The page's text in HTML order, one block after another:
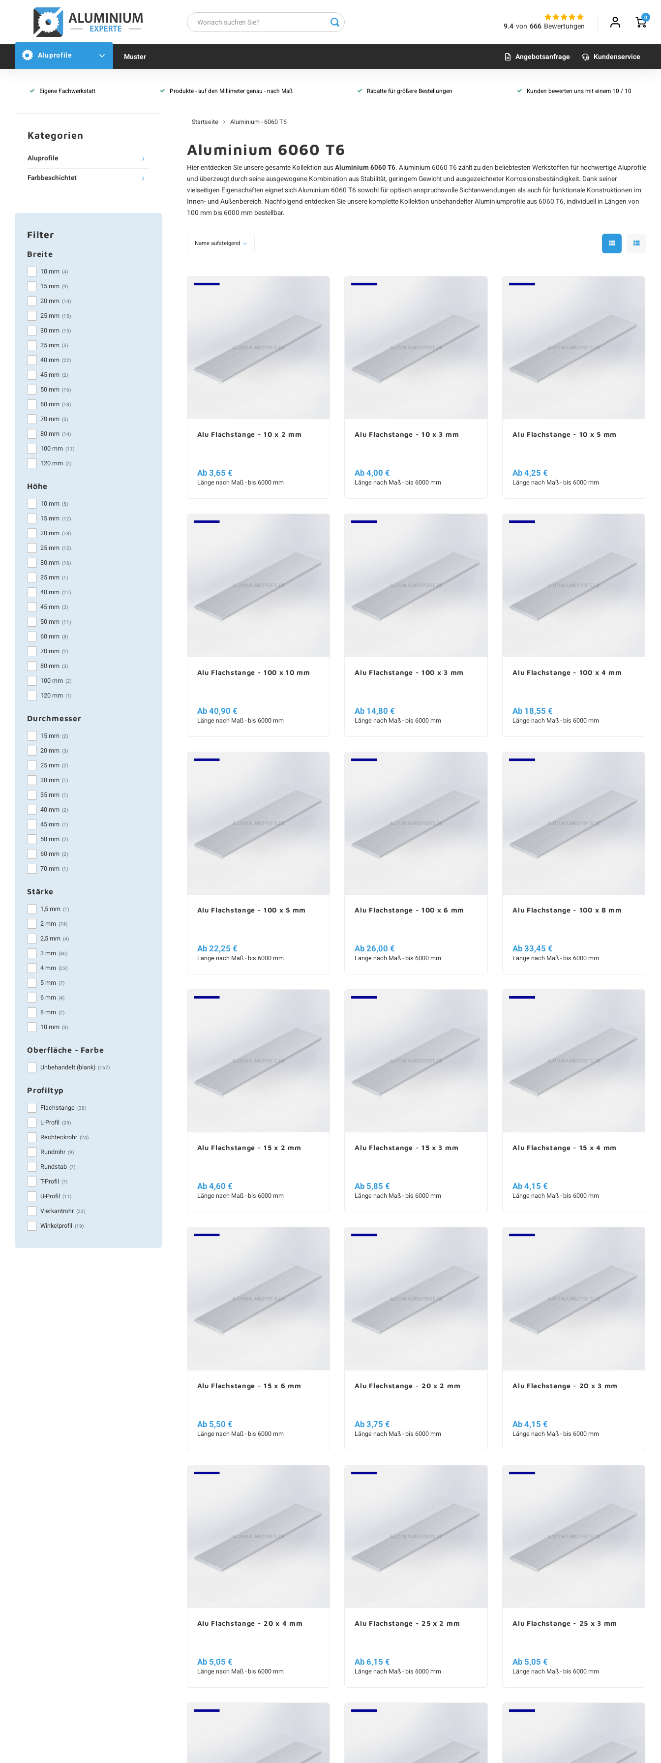
9.4 von 666 Bewertungen
0
Aluprofile Angebotsanfrage Kundenservice
Muster
Eigene Fachwerkstatt Produkte - auf den Millimeter genau - nach Maß Rabatte für größere Bestellungen Kunden bewerten uns mit einem 10 / 10
Kategorien
Aluprofile
Farbbeschichtet
Filter
Breite
10 mm (4)
15 mm (9)
20 mm (14)
25 mm (15)
30 mm (15)
35 mm (5)
40 mm (22)
45 mm (2)
50 mm (16)
60 mm (18)
70 mm (5)
80 mm (14)
100 mm (11)
120 mm (2)
Höhe
10 mm (5)
15 mm (12)
20 mm (18)
25 mm (12)
30 mm (16)
35 mm (1)
40 mm (21)
45 mm (2)
50 mm (11)
60 mm (8)
70 mm (2)
80 mm (3)
100 mm (2)
120 mm (1)
Durchmesser
15 mm (2)
20 mm (3)
25 mm (2)
30 mm (1)
35 mm (1)
40 mm (2)
45 mm (1)
50 mm (2)
60 mm (2)
70 mm (1)
Stärke
1,5 mm (1)
2 mm (74)
2,5 mm (4)
3 mm (46)
4 mm (23)
5 mm (7)
6 mm (4)
8 mm (2)
10 mm (3)
Oberfläche - Farbe
Unbehandelt (blank) (167)
Profiltyp
Flachstange (38)
L-Profil (29)
Rechteckrohr (24)
Rundrohr (9)
Rundstab (7)
T-Profil (7)
U-Profil (11)
Vierkantrohr (23)
Winkelprofil (19)
Startseite Aluminium - 6060 T6
Aluminium 6060 T6
Hier entdecken Sie unsere gesamte Kollektion ausAluminium 6060 T6. Aluminium 6060 T6 zählt zu den beliebtesten Werkstoffen für hochwertigeAluprofile
und überzeugt durch seine ausgewogene Kombination aus Stabilität, geringem Gewicht und ausgezeichneter Korrosionsbeständigkeit. Dank seiner
vielseitigen Eigenschaften eignet sich Aluminium 6060 T6 sowohl für optisch anspruchsvolle Sichtanwendungen als auch für funktionale Konstruktionen im
Innen- und Außenbereich. Nachfolgend entdecken Sie unsere komplette Kollektion unbehandelter Aluminiumprofile aus 6060 T6, individuell in Längen von
100 mm bis 6000 mm bestellbar.
Name aufsteigend
Alu Flachstange - 10 x 2 mm
Ab 3,65 €
Länge nach Maß - bis 6000 mm
Alu Flachstange - 10 x 3 mm
Ab 4,00 €
Länge nach Maß - bis 6000 mm
Alu Flachstange - 10 x 5 mm
Ab 4,25 €
Länge nach Maß - bis 6000 mm
Alu Flachstange - 100 x 10 mm
Ab 40,90 €
Länge nach Maß - bis 6000 mm
Alu Flachstange - 100 x 3 mm
Ab 14,80 €
Länge nach Maß - bis 6000 mm
Alu Flachstange - 100 x 4 mm
Ab 18,55 €
Länge nach Maß - bis 6000 mm
Alu Flachstange - 100 x 5 mm
Ab 22,25 €
Länge nach Maß - bis 6000 mm
Alu Flachstange - 100 x 6 mm
Ab 26,00 €
Länge nach Maß - bis 6000 mm
Alu Flachstange - 100 x 8 mm
Ab 33,45 €
Länge nach Maß - bis 6000 mm
Alu Flachstange - 15 x 2 mm
Ab 4,60 €
Länge nach Maß - bis 6000 mm
Alu Flachstange - 15 x 3 mm
Ab 5,85 €
Länge nach Maß - bis 6000 mm
Alu Flachstange - 15 x 4 mm
Ab 4,15 €
Länge nach Maß - bis 6000 mm
Alu Flachstange - 15 x 6 mm
Ab 5,50 €
Länge nach Maß - bis 6000 mm
Alu Flachstange - 20 x 2 mm
Ab 3,75 €
Länge nach Maß - bis 6000 mm
Alu Flachstange - 20 x 3 mm
Ab 4,15 €
Länge nach Maß - bis 6000 mm
Alu Flachstange - 20 x 4 mm
Ab 5,05 €
Länge nach Maß - bis 6000 mm
Alu Flachstange - 25 x 2 mm
Ab 6,15 €
Länge nach Maß - bis 6000 mm
Alu Flachstange - 25 x 3 mm
Ab 5,05 €
Länge nach Maß - bis 6000 mm